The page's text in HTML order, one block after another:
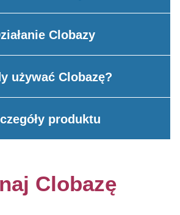
Clobazy
używać Clobazę?
produktu
Clobazę